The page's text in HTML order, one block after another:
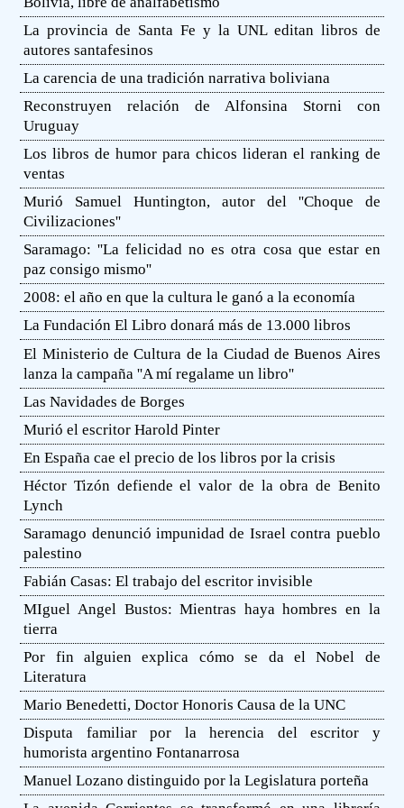
La provincia de Santa Fe y la UNL editan libros de
autores santafesinos
La carencia de una tradición narrativa boliviana
Reconstruyen relación de Alfonsina Storni con
Uruguay
Los libros de humor para chicos lideran el ranking de
ventas
Murió Samuel Huntington, autor del ''Choque de
Civilizaciones''
Saramago: ''La felicidad no es otra cosa que estar en
paz consigo mismo''
2008: el año en que la cultura le ganó a la economía
La Fundación El Libro donará más de 13.000 libros
El Ministerio de Cultura de la Ciudad de Buenos Aires
lanza la campaña ''A mí regalame un libro''
Las Navidades de Borges
Murió el escritor Harold Pinter
En España cae el precio de los libros por la crisis
Héctor Tizón defiende el valor de la obra de Benito
Lynch
Saramago denunció impunidad de Israel contra pueblo
palestino
Fabián Casas: El trabajo del escritor invisible
MIguel Angel Bustos: Mientras haya hombres en la
tierra
Por fin alguien explica cómo se da el Nobel de
Literatura
Mario Benedetti, Doctor Honoris Causa de la UNC
Disputa familiar por la herencia del escritor y
humorista argentino Fontanarrosa
Manuel Lozano distinguido por la Legislatura porteña